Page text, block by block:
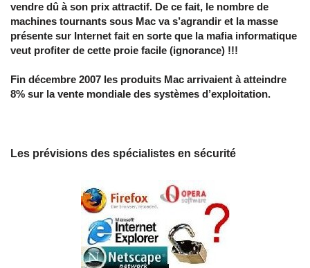
vendre dû à son prix attractif. De ce fait, le nombre de
machines tournants sous Mac va s’agrandir et la masse
présente sur Internet fait en sorte que la mafia informatique
veut profiter de cette proie facile (ignorance) !!!
Fin décembre 2007 les produits Mac arrivaient à atteindre
8% sur la vente mondiale des systèmes d’exploitation.
Les prévisions des spécialistes en sécurité